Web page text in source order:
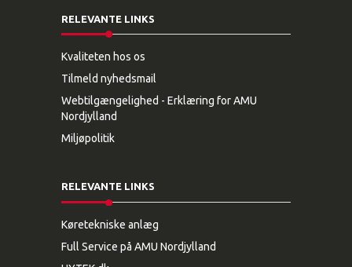
RELEVANTE LINKS
Kvaliteten hos os
Tilmeld nyhedsmail
Webtilgængelighed - Erklæring for AMU
Nordjylland
Miljøpolitik
RELEVANTE LINKS
Køretekniske anlæg
Full Service på AMU Nordjylland